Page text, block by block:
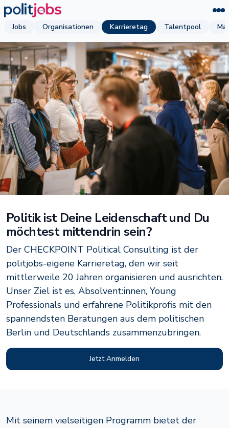
Jobs Organisationen Karrieretag Talentpool
Politik ist Deine Leidenschaft und Du
möchtest mittendrin sein?
Der CHECKPOINT Political Consulting ist der
politjobs-eigene Karrieretag, den wir seit
mittlerweile 20 Jahren organisieren und ausrichten.
Unser Ziel ist es, Absolvent:innen, Young
Professionals und erfahrene Politikprofis mit den
spannendsten Beratungen aus dem politischen
Berlin und Deutschlands zusammenzubringen.
Jetzt Anmelden
Mit seinem vielseitigen Programm bietet der